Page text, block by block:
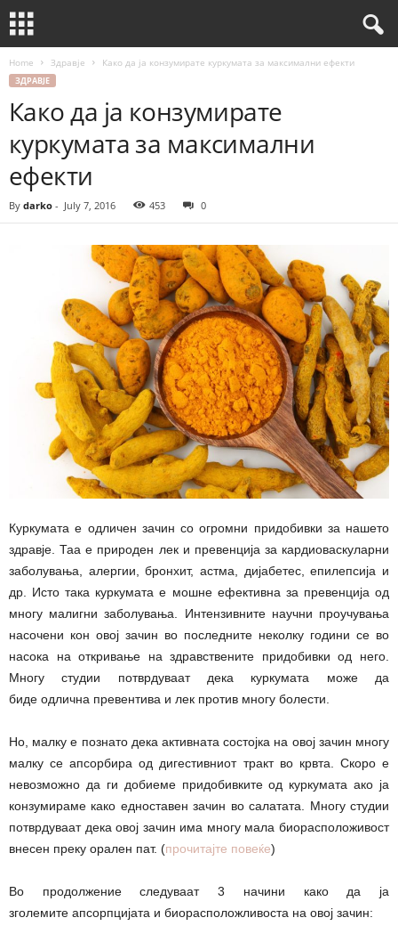
Home Здравје Како да ја конзумирате куркумата за максимални ефекти
ЗДРАВЈЕ
Како да ја конзумирате
куркумата за максимални
ефекти
By darko - July 7, 2016 453 0
Куркумата е одличен зачин со огромни придобивки за нашето
здравје. Таа е природен лек и превенција за кардиоваскуларни
заболувања, алергии, бронхит, астма, дијабетес, епилепсија и
др. Исто така куркумата е мошне ефективна за превенција од
многу малигни заболувања. Интензивните научни проучувања
насочени кон овој зачин во последните неколку години се во
насока на откривање на здравствените придобивки од него.
Многу студии потврдуваат дека куркумата може да
биде одлична превентива и лек против многу болести.
Но, малку е познато дека активната состојка на овој зачин многу
малку се апсорбира од дигестивниот тракт во крвта. Скоро е
невозможно да ги добиеме придобивките од куркумата ако ја
конзумираме како едноставен зачин во салатата. Многу студии
потврдуваат дека овој зачин има многу мала биорасположивост
внесен преку орален пат. (прочитајте повеќе)
Во продолжение следуваат 3 начини како да ја
зголемите апсорпцијата и биорасположливоста на овој зачин: